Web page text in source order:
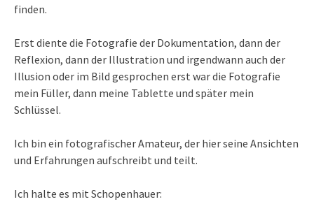
finden.
Erst diente die Fotografie der Dokumentation, dann der
Reflexion, dann der Illustration und irgendwann auch der
Illusion oder im Bild gesprochen erst war die Fotografie
mein Füller, dann meine Tablette und später mein
Schlüssel.
Ich bin ein fotografischer Amateur, der hier seine Ansichten
und Erfahrungen aufschreibt und teilt.
Ich halte es mit Schopenhauer: